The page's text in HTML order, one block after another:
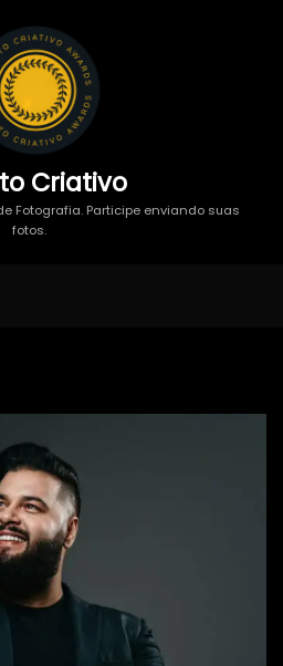
Criativo
Fotografia. Participe enviando suas
fotos.